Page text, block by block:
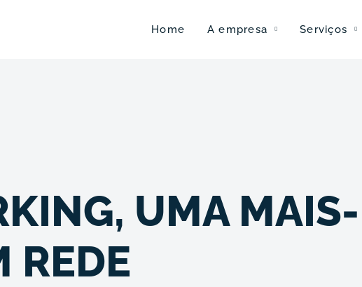
Home A empresa Serviços
UMA MAIS-
REDE